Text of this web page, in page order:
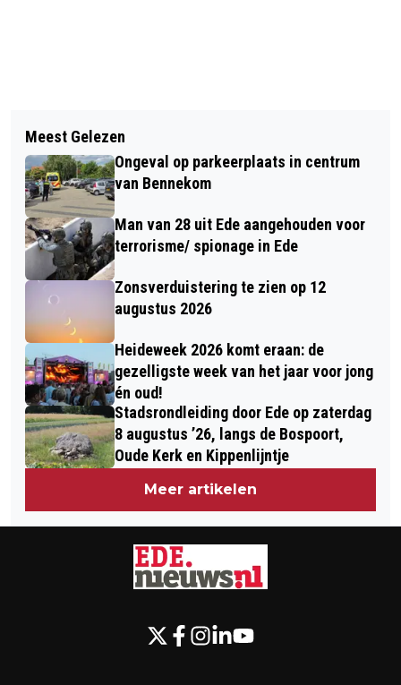
BLOEMENCORSO FLORALIA
VOORTHUIZEN KRIJGT NIEUW
PROGRAMMAONDERDEEL: IEDEREEN
KAN MEEDOEN.
DRIE EDENAREN OPENEN NIEUW
WANDELNETWERK MET
THEMAROUTES
Meest Gelezen
Ongeval op parkeerplaats in centrum
van Bennekom
Man van 28 uit Ede aangehouden voor
terrorisme/ spionage in Ede
Zonsverduistering te zien op 12
augustus 2026
Heideweek 2026 komt eraan: de
gezelligste week van het jaar voor jong
én oud!
Stadsrondleiding door Ede op zaterdag
8 augustus ’26, langs de Bospoort,
Oude Kerk en Kippenlijntje
Meer artikelen